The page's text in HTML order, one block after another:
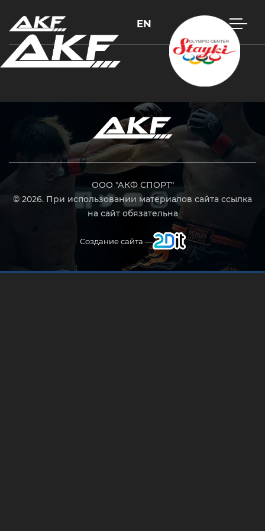
EN
ООО "АКФ СПОРТ"
© 2026. При использовании материалов сайта ссылка
на сайт обязательна
Создание сайта —
Нажмите Enter для поиска или Esc, чтобы закрыть